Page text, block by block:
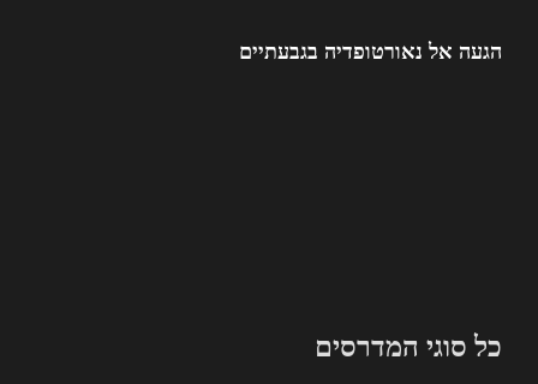
הגעה אל נאורטופדיה בגבעתיים
כל סוגי המדרסים